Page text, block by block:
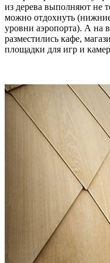
из дерева выполняют не
можно отдохнуть
уровни аэропорта). А на
разместились кафе,
площадки для игр и